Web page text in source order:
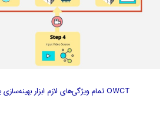
OWCT تمام ویژگی‌های لازم ابزار بهینه‌سازی بصری را تلفیق می‌کند